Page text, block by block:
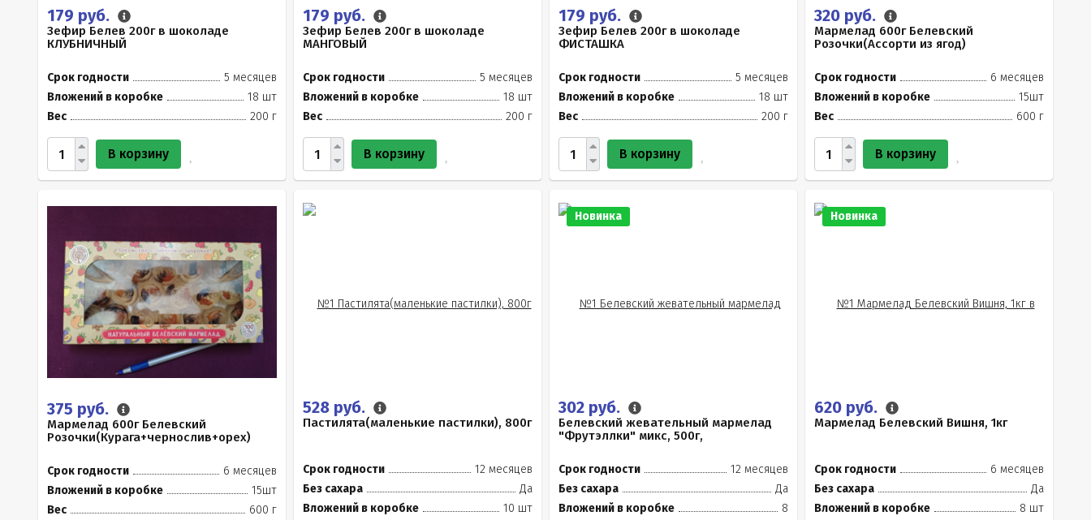
179 руб.
Зефир Белев 200г в шоколаде
КЛУБНИЧНЫЙ
Срок годности
5 месяцев
Вложений в коробке
18 шт
Вес
200 г
В корзину
179 руб.
Зефир Белев 200г в шоколаде
МАНГОВЫЙ
Срок годности
5 месяцев
Вложений в коробке
18 шт
Вес
200 г
В корзину
179 руб.
Зефир Белев 200г в шоколаде
ФИСТАШКА
Срок годности
5 месяцев
Вложений в коробке
18 шт
Вес
200 г
В корзину
320 руб.
Мармелад 600г Белевский
Розочки(Ассорти из ягод)
Срок годности
6 месяцев
Вложений в коробке
15шт
Вес
600 г
В корзину
375 руб.
Мармелад 600г Белевский
Розочки(Курага+чернослив+орех)
Срок годности
6 месяцев
Вложений в коробке
15шт
Вес
600 г
528 руб.
Пастилята(маленькие пастилки), 800г
Срок годности
12 месяцев
Без сахара
Да
Вложений в коробке
10 шт
Новинка
302 руб.
Белевский жевательный мармелад
"Фрутэллки" микс, 500г,
Срок годности
12 месяцев
Без сахара
Да
Вложений в коробке
8
Новинка
620 руб.
Мармелад Белевский Вишня, 1кг
Срок годности
6 месяцев
Без сахара
Да
Вложений в коробке
8 шт